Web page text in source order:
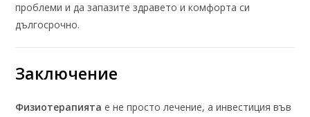
проблеми и да запазите здравето и комфорта си
дългосрочно.
Заключение
Физиотерапията е не просто лечение, а инвестиция във